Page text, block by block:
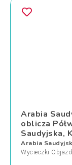
Arabia
oblicza
Saudyjska,
Arabia
Wycieczki